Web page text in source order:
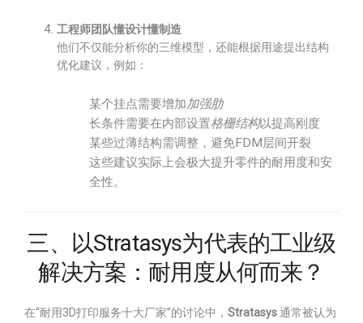
工程师团队懂设计懂制造
他们不仅能分析你的三维模型，还能根据用途提出结构
优化建议，例如：
某个挂点需要增加加强肋
长条件需要在内部设置格栅结构以提高刚度
某些过薄结构需调整，避免FDM层间开裂
这些建议实际上会极大提升零件的耐用度和安
全性。
三、以Stratasys为代表的工业级
解决方案：耐用度从何而来？
在“耐用3D打印服务十大厂家”的讨论中， Stratasys通常被认为